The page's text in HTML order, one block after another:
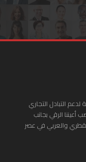
التبادل التجاري
الرقي بجانب
والعربي في عصر